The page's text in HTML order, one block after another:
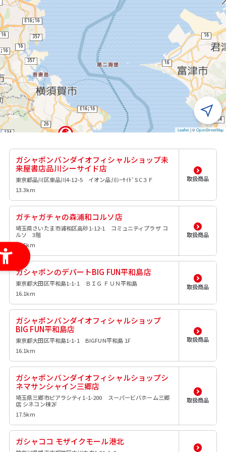
Leaflet |©OpenStreetMap
ガシャポンバンダイオフィシャルショップ未
来屋書店品川シーサイド店
東京都品川区東品川4-12-5 イオン品川ｼｰｻｲﾄﾞSC３Ｆ
13.3km
取扱商品
ガチャガチャの森浦和コルソ店
埼玉県さいたま市浦和区高砂1-12-1 コミュニティプラザ コ
ルソ 3階
15.5km
取扱商品
ガシャポンのデパートBIG FUN平和島店
東京都大田区平和島1-1-1 ＢＩＧ ＦＵＮ平和島
16.1km
取扱商品
ガシャポンバンダイオフィシャルショップ
BIG FUN平和島店
東京都大田区平和島1-1-1 BIGFUN平和島 1F
16.1km
取扱商品
ガシャポンバンダイオフィシャルショップシ
ネマサンシャイン三郷店
埼玉県三郷市ピアラシティ1-1-200 スーパービバホーム三郷
店 シネコン棟2F
17.5km
取扱商品
ガシャココ モザイクモール港北